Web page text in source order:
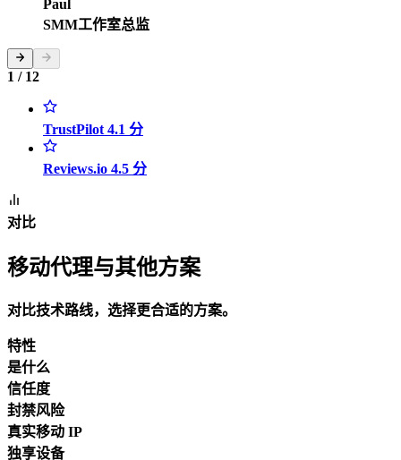
Paul
SMM工作室总监
1 / 12
TrustPilot 4.1 分
Reviews.io 4.5 分
对比
移动代理与其他方案
对比技术路线，选择更合适的方案。
特性
是什么
信任度
封禁风险
真实移动 IP
独享设备